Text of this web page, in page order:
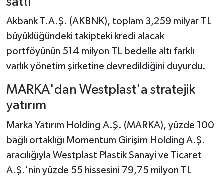
Akbank T.A.Ş. (AKBNK), toplam 3,259 milyar TL
büyüklüğündeki takipteki kredi alacak
portföyünün 514 milyon TL bedelle altı farklı
varlık yönetim şirketine devredildiğini duyurdu.
MARKA'dan Westplast'a stratejik
yatırım
Marka Yatırım Holding A.Ş. (MARKA), yüzde 100
bağlı ortaklığı Momentum Girişim Holding A.Ş.
aracılığıyla Westplast Plastik Sanayi ve Ticaret
A.Ş.'nin yüzde 55 hissesini 79,75 milyon TL